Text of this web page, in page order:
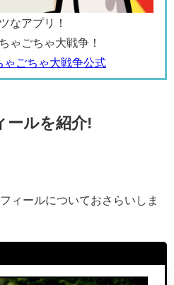
なアプリ！
ゃごちゃ大戦争！
ゃごちゃ大戦争公式
ールを紹介!
ィールについておさらいしま